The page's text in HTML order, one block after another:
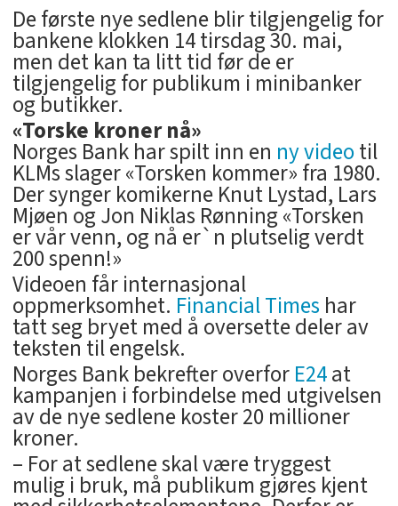
De første nye sedlene blir tilgjengelig for
bankene klokken 14 tirsdag 30. mai,
men det kan ta litt tid før de er
tilgjengelig for publikum i minibanker
og butikker.
«Torske kroner nå»
Norges Bank har spilt inn en ny videotil
KLMs slager «Torsken kommer» fra 1980.
Der synger komikerne Knut Lystad, Lars
Mjøen og Jon Niklas Rønning «Torsken
er vår venn, og nå er`n plutselig verdt
200 spenn!»
Videoen får internasjonal
oppmerksomhet. Financial Times har
tatt seg bryet med å oversette deler av
teksten til engelsk.
Norges Bank bekrefter overforE24at
kampanjen i forbindelse med utgivelsen
av de nye sedlene koster 20 millioner
kroner.
– For at sedlene skal være tryggest
mulig i bruk, må publikum gjøres kjent